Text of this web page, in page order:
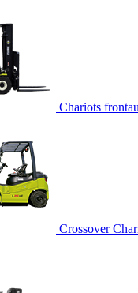
Chariots
Crossover